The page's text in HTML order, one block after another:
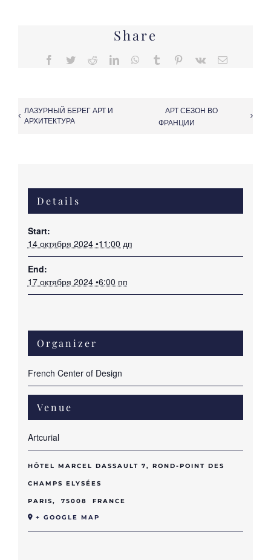
Share
Facebook
TwitterRedditLinkedInWhatsApp
Tumblr Pinterest
Vk Email
ЛАЗУРНЫЙ БЕРЕГ АРТ И
АРХИТЕКТУРА
АРТ СЕЗОН ВО
ФРАНЦИИ
Details
Start:
14 октября 2024 •11:00 дп
End:
17 октября 2024 •6:00 пп
Venue
Artcurial
HÔTEL MARCEL DASSAULT 7, ROND-POINT DES
CHAMPS ELYSÉES
PARIS, 75008 FRANCE
+ GOOGLE MAP
Organizer
French Center of Design